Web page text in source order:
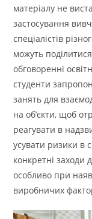
матеріалу не
застосування
спеціалістів
можуть
обговоренні
студенти
занять для
на об’єкти, щоб
реагувати в
усувати ризики в
конкретні заходи
особливо при
виробничих